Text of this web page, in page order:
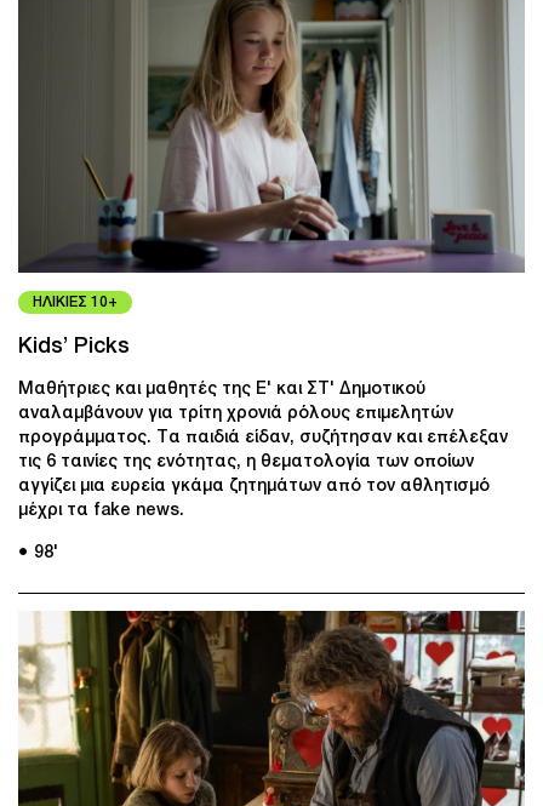
ΗΛΙΚΙΕΣ 10+
Kids’ Picks
Μαθήτριες και μαθητές της Ε' και ΣΤ' Δημοτικού
αναλαμβάνουν για τρίτη χρονιά ρόλους επιμελητών
προγράμματος. Τα παιδιά είδαν, συζήτησαν και επέλεξαν
τις 6 ταινίες της ενότητας, η θεματολογία των οποίων
αγγίζει μια ευρεία γκάμα ζητημάτων από τον αθλητισμό
μέχρι τα fake news.
● 98'